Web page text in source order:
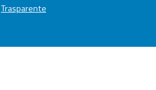
Trasparente